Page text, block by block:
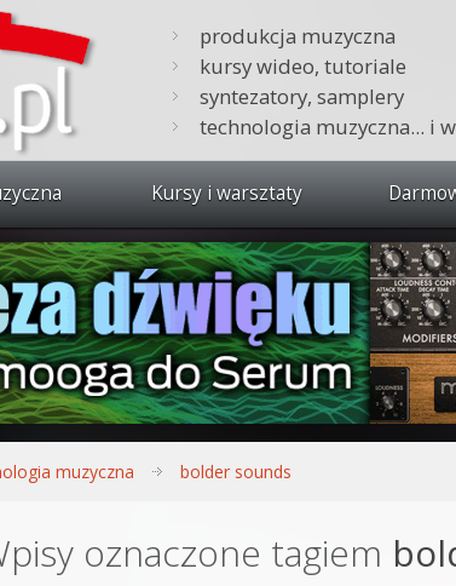
produkcja muzyczna
kursy wideo, tutoriale
syntezatory, samplery
technologia muzyczna... i
Kursy i warsztaty
Zobacz wszystkie kursy i
Synteza dźwięku 🔥
Produkcja muzyczna w praktyce
Bitwig Studio od podstaw
Sound Forge od podstaw
muzyczna bolder sounds
oznaczone tagiem